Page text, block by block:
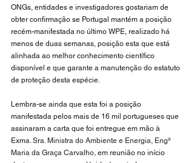
ONGs, entidades e investigadores gostariam de
obter confirmação se Portugal mantém a posição
recém-manifestada no último WPE, realizado há
menos de duas semanas, posição esta que está
alinhada ao melhor conhecimento científico
disponível e que garante a manutenção do estatuto
de proteção desta espécie.
Lembra-se ainda que esta foi a posição
manifestada pelos mais de 16 mil portugueses que
assinaram a carta que foi entregue em mão à
Exma. Sra. Ministra do Ambiente e Energia, Engª
Maria da Graça Carvalho, em reunião no início